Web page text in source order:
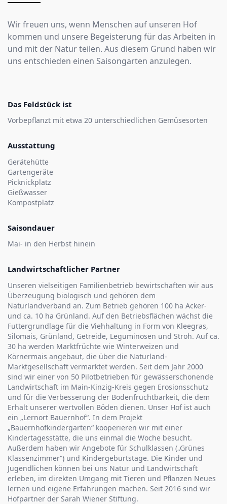
Wir freuen uns, wenn Menschen auf unseren Hof
kommen und unsere Begeisterung für das Arbeiten in
und mit der Natur teilen. Aus diesem Grund haben wir
uns entschieden einen Saisongarten anzulegen.
Das Feldstück ist
Vorbepflanzt mit etwa 20 unterschiedlichen Gemüsesorten
Ausstattung
Gerätehütte
Gartengeräte
Picknickplatz
Gießwasser
Kompostplatz
Saisondauer
Mai- in den Herbst hinein
Landwirtschaftlicher Partner
Unseren vielseitigen Familienbetrieb bewirtschaften wir aus
Überzeugung biologisch und gehören dem
Naturlandverband an. Zum Betrieb gehören 100 ha Acker-
und ca. 10 ha Grünland. Auf den Betriebsflächen wächst die
Futtergrundlage für die Viehhaltung in Form von Kleegras,
Silomais, Grünland, Getreide, Leguminosen und Stroh. Auf ca.
30 ha werden Marktfrüchte wie Winterweizen und
Körnermais angebaut, die über die Naturland-
Marktgesellschaft vermarktet werden. Seit dem Jahr 2000
sind wir einer von 50 Pilotbetrieben für gewässerschonende
Landwirtschaft im Main-Kinzig-Kreis gegen Erosionsschutz
und für die Verbesserung der Bodenfruchtbarkeit, die dem
Erhalt unserer wertvollen Böden dienen. Unser Hof ist auch
ein „Lernort Bauernhof“. In dem Projekt
„Bauernhofkindergarten“ kooperieren wir mit einer
Kindertagesstätte, die uns einmal die Woche besucht.
Außerdem haben wir Angebote für Schulklassen („Grünes
Klassenzimmer“) und Kindergeburtstage. Die Kinder und
Jugendlichen können bei uns Natur und Landwirtschaft
erleben, im direkten Umgang mit Tieren und Pflanzen Neues
lernen und eigene Erfahrungen machen. Seit 2016 sind wir
Hofpartner der Sarah Wiener Stiftung.